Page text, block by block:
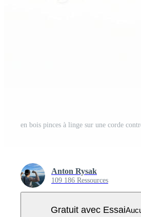
Anton Rysak
109 186 Ressources
Gratuit avec Essai